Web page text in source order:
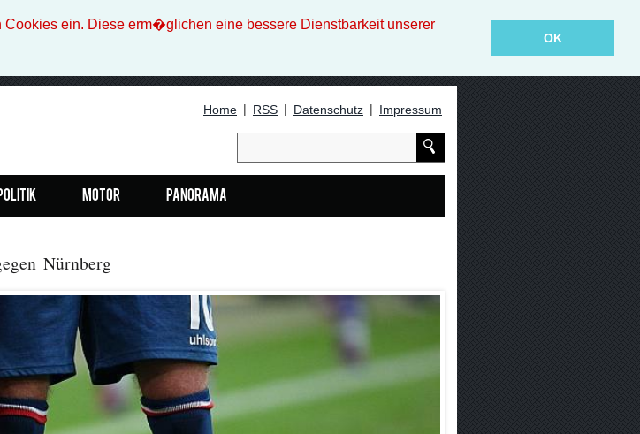
ein. Diese erm�glichen eine bessere Dienstbarkeit unserer
OK
Home | RSS | Datenschutz | Impressum
Motor Panorama
Nürnberg